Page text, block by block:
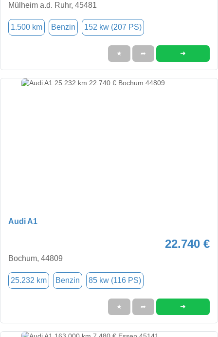
Mülheim a.d. Ruhr, 45481
1.500 km Benzin 152 kw (207 PS)
★ ➦ ➜
Audi A1
22.740 €
Bochum, 44809
25.232 km Benzin 85 kw (116 PS)
★ ➦ ➜